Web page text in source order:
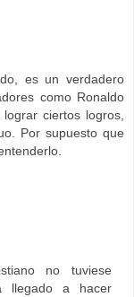
es un verdadero
como Ronaldo
ciertos logros,
Por supuesto que
no tuviese
llegado a hacer